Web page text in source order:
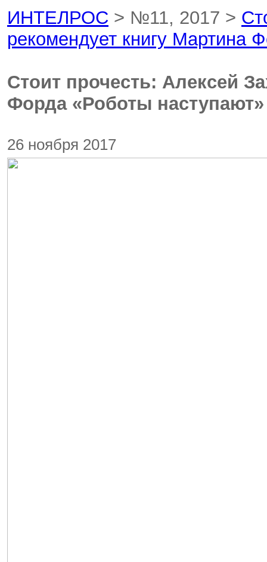
ИНТЕЛРОС > №11, 2017 >
рекомендует книгу Мартина
Стоит прочесть: Алексей
Форда «Роботы наступают»
26 ноября 2017